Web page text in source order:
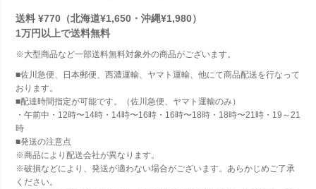
送料 ¥770（北海道¥1,650・沖縄¥1,980）
1万円以上で送料無料
※大型商品など一部送料無料対象外の商品がございます。
■佐川急便、日本郵便、西濃運輸、ヤマト運輸、他にて商品配送を行なって
おります。
■配達時間指定が可能です。（佐川急便、ヤマト運輸のみ）
・午前中・12時〜14時・14時〜16時・16時〜18時・18時〜21時・19～21
時
■発送の注意点
※商品により配送会社が異なります。
※破損などにより、発送が適わない場合がございます。あらかじめご了承
ください。